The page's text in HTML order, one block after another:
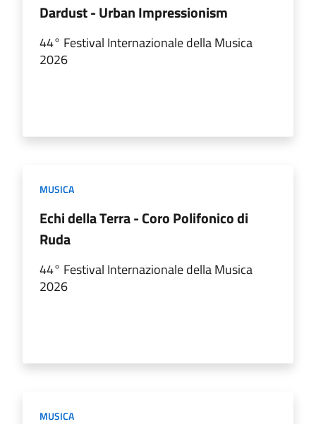
Dardust - Urban Impressionism
44° Festival Internazionale della Musica
2026
MUSICA
Echi della Terra - Coro Polifonico di
Ruda
44° Festival Internazionale della Musica
2026
MUSICA